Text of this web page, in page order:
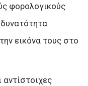
φορολογικούς
εικόνα τους στο